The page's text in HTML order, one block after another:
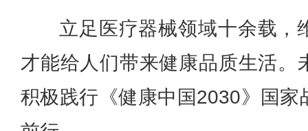
立足医疗器械领域十余载，
才能给人们带来健康品质生活。
积极践行《健康中国2030》国家